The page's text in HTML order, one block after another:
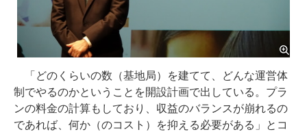
「どのくらいの数（基地局）を建てて、どんな運営体
制でやるのかということを開設計画で出している。プラ
ンの料金の計算もしており、収益のバランスが崩れるの
であれば、何か（のコスト）を抑える必要がある」とコ